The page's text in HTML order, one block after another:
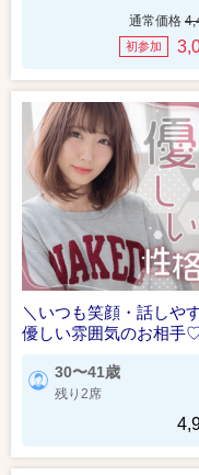
通常価格
初参加
＼いつも笑顔・話しや
優しい雰囲気のお相手
30〜41歳
残り2席